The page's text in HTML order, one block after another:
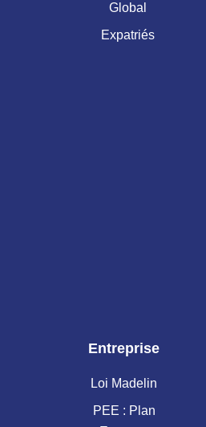
Global
Expatriés
Entreprise
Loi Madelin
PEE : Plan